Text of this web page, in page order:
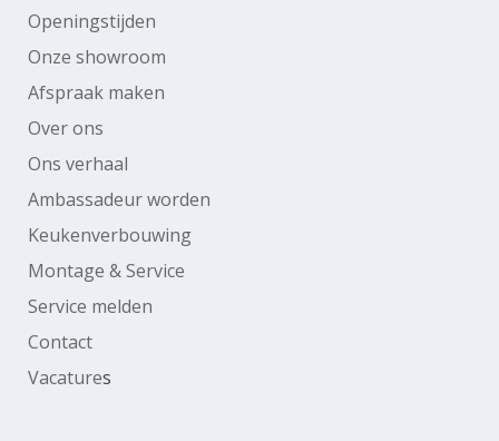
Openingstijden
Onze showroom
Afspraak maken
Over ons
Ons verhaal
Ambassadeur worden
Keukenverbouwing
Montage & Service
Service melden
Contact
Vacatures